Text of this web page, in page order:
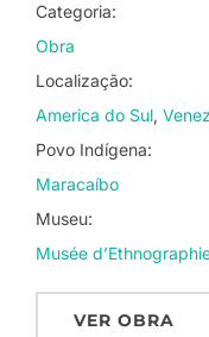
Categoria:
Obra
Localização:
America do Sul
Povo Indígena:
Maracaíbo
Museu:
Musée
VER OBRA